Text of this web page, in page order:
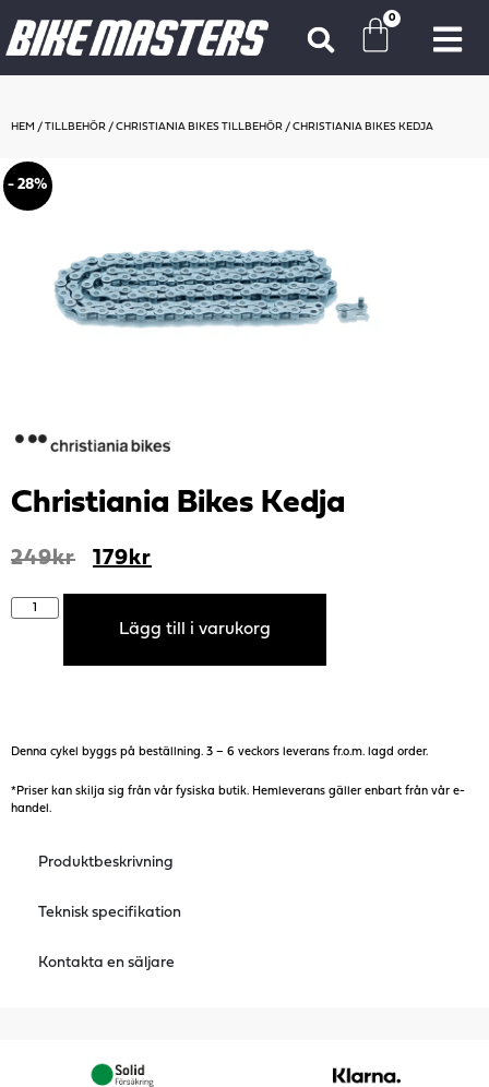
0
HEM /TILLBEHÖR /CHRISTIANIA BIKES TILLBEHÖR / CHRISTIANIA BIKES KEDJA
- 28%
Christiania Bikes Kedja
249kr 179 kr
Lägg till i varukorg
Denna cykel byggs på beställning. 3 – 6 veckors leverans fr.o.m. lagd order.
*Priser kan skilja sig från vår fysiska butik. Hemleverans gäller enbart från vår e-
handel.
Produktbeskrivning
Teknisk specifikation
Kontakta en säljare